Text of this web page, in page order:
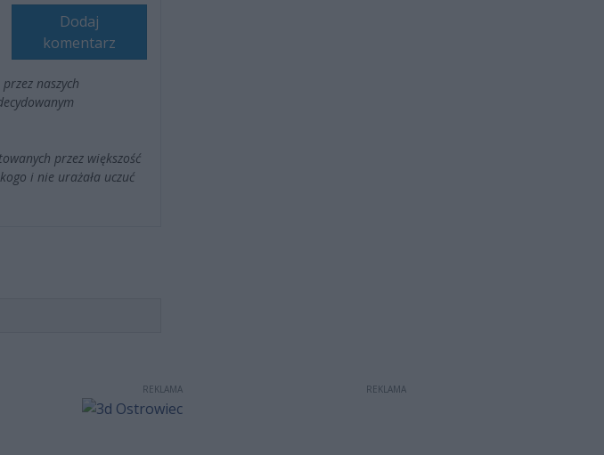
Dodaj
komentarz
naszych
przez większość
i nie urażała uczuć
REKLAMA REKLAMA